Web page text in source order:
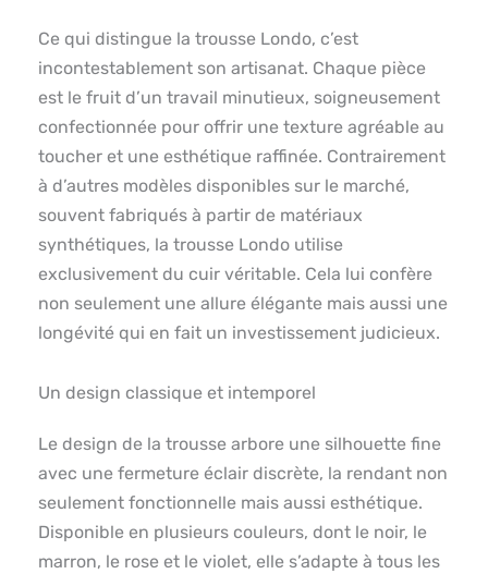
Ce qui distingue la trousse Londo, c’est
incontestablement son artisanat. Chaque pièce
est le fruit d’un travail minutieux, soigneusement
confectionnée pour offrir une texture agréable au
toucher et une esthétique raffinée. Contrairement
à d’autres modèles disponibles sur le marché,
souvent fabriqués à partir de matériaux
synthétiques, la trousse Londo utilise
exclusivement du cuir véritable. Cela lui confère
non seulement une allure élégante mais aussi une
longévité qui en fait un investissement judicieux.
Un design classique et intemporel
Le design de la trousse arbore une silhouette fine
avec une fermeture éclair discrète, la rendant non
seulement fonctionnelle mais aussi esthétique.
Disponible en plusieurs couleurs, dont le noir, le
marron, le rose et le violet, elle s’adapte à tous les